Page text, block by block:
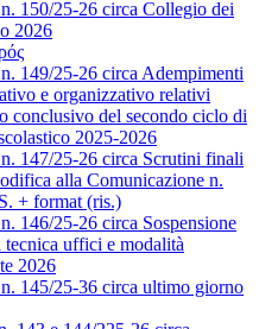
150/25-26 circa Collegio dei
2026
149/25-26 circa Adempimenti
e organizzativo relativi
conclusivo del secondo ciclo di
2025-2026
147/25-26 circa Scrutini finali
alla Comunicazione n.
+ format (ris.)
146/25-26 circa Sospensione
uffici e modalità
2026
145/25-36 circa ultimo giorno